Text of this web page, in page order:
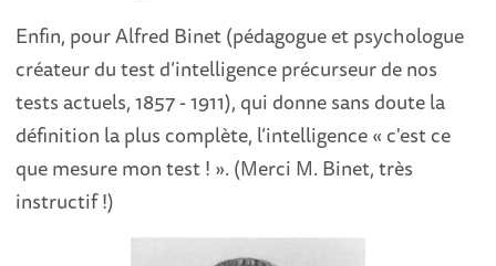
Enfin, pour Alfred Binet (pédagogue et psychologue
créateur du test d’intelligence précurseur de nos
tests actuels, 1857 - 1911), qui donne sans doute la
définition la plus complète, l’intelligence « c'est ce
que mesure mon test ! ». (Merci M. Binet, très
instructif !)